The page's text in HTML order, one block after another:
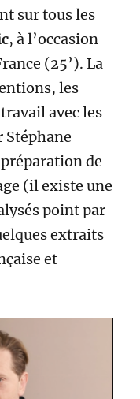
sur tous les
, à l’occasion
(25’). La
les
avec les
Stéphane
de
(il existe une
point par
extraits
et